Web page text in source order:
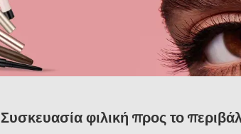
Συσκευασία φιλική προς το